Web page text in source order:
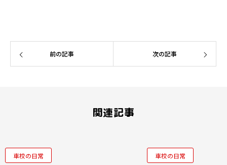
前の記事 次の記事
関連記事
車校の日常 車校の日常